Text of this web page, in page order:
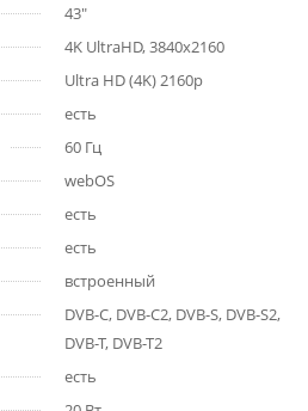
43"
4K UltraHD, 3840x2160
Ultra HD (4K) 2160p
есть
60 Гц
webOS
есть
есть
встроенный
DVB-C, DVB-C2, DVB-S, DVB-S2,
DVB-T, DVB-T2
есть